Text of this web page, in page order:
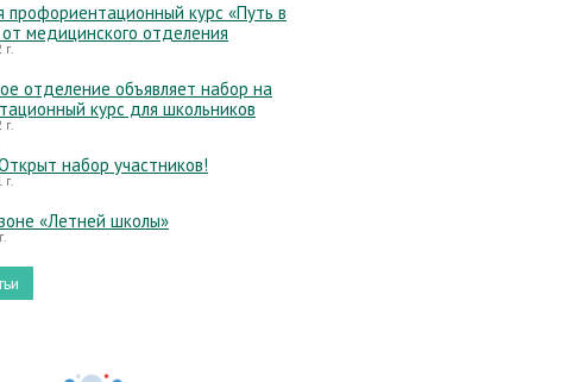
профориентационный курс «Путь в
медицинского отделения
г.
отделение объявляет набор на
курс для школьников
г.
набор участников!
г.
«Летней школы»